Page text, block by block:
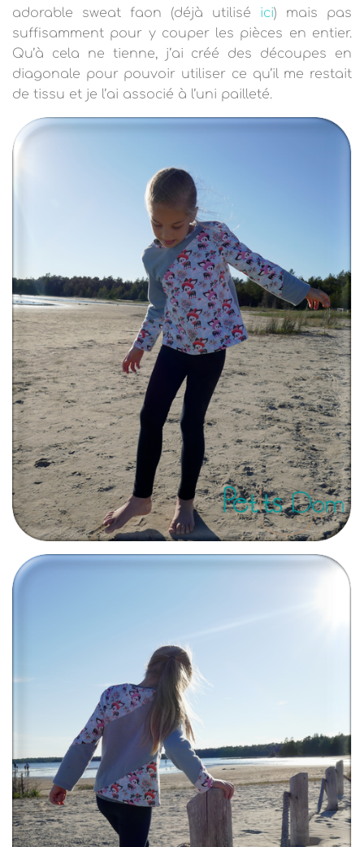
adorable sweat faon (déjà utilisé ici) mais pas
suffisamment pour y couper les pièces en entier.
Qu’à cela ne tienne, j’ai créé des découpes en
diagonale pour pouvoir utiliser ce qu’il me restait
de tissu et je l’ai associé à l’uni pailleté.